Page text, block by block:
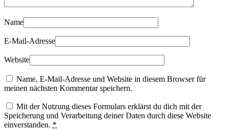
Name
E-Mail-Adresse
Website
Name, E-Mail-Adresse und Website in diesem Browser für
meinen nächsten Kommentar speichern.
Mit der Nutzung dieses Formulars erklärst du dich mit der
Speicherung und Verarbeitung deiner Daten durch diese Website
einverstanden. *